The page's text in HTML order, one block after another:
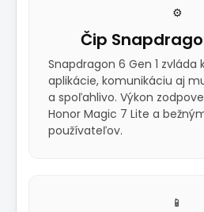
⚙️
Čip
Snapdragon 6 Gen 1 zvláda
aplikácie, komunikáciu aj
a spoľahlivo. Výkon
Honor Magic 7 Lite a
používateľov.
📱